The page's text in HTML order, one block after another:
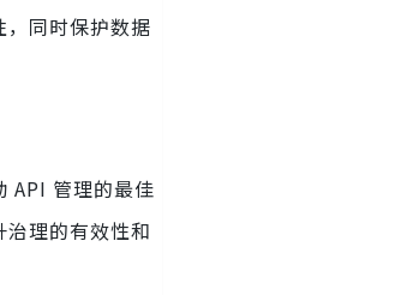
同时保护数据
API 管理的最佳
理的有效性和